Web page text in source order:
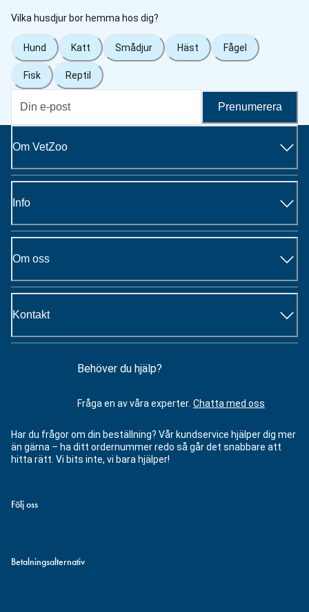
Vilka husdjur bor hemma hos dig?
Hund Katt Smådjur Häst Fågel
Fisk Reptil
Prenumerera
Om VetZoo
Info
Om oss
Kontakt
Behöver du hjälp?
Fråga en av våra experter. Chatta med oss
Har du frågor om din beställning? Vår kundservice hjälper dig mer
än gärna – ha ditt ordernummer redo så går det snabbare att
hitta rätt. Vi bits inte, vi bara hjälper!
Följ oss
Betalningsalternativ